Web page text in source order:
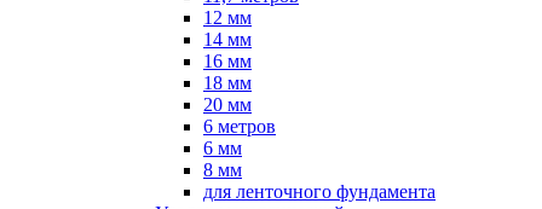
12 мм
14 мм
16 мм
18 мм
20 мм
6 метров
6 мм
8 мм
для ленточного фундамента